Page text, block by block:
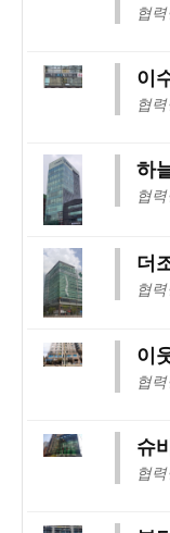
협
이
협
하
협
더
협
이
협
슈
협